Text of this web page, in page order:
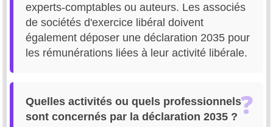
experts-comptables ou auteurs. Les associés
de sociétés d'exercice libéral doivent
également déposer une déclaration 2035 pour
les rémunérations liées à leur activité libérale.
Quelles activités ou quels professionnels
sont concernés par la déclaration 2035 ?